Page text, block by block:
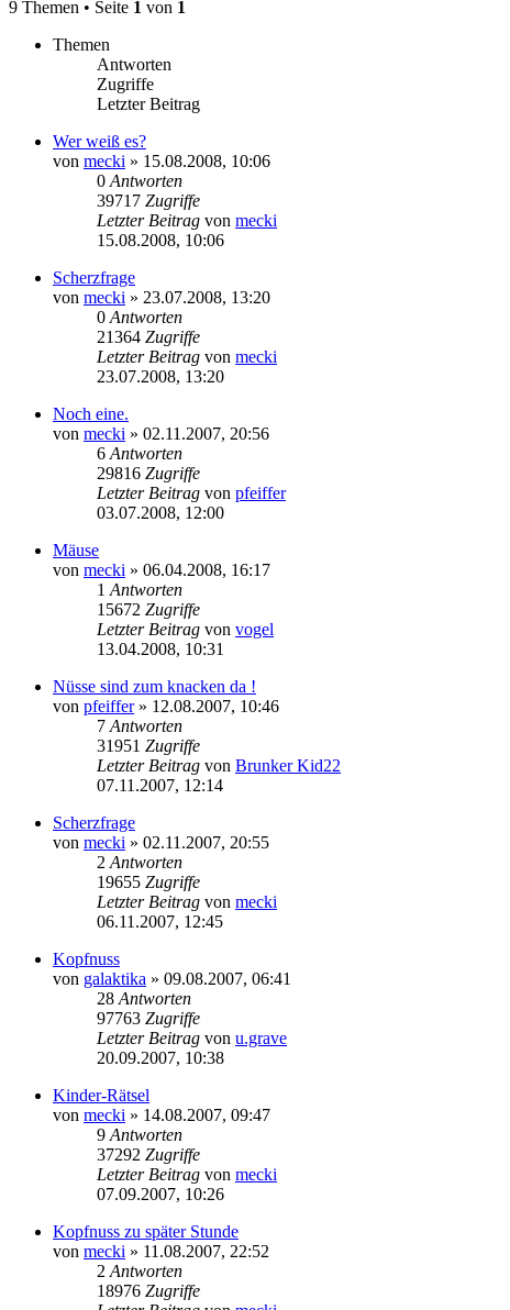
9 Themen • Seite 1 von 1
Themen
Antworten
Zugriffe
Letzter Beitrag
Wer weiß es?
von mecki » 15.08.2008, 10:06
0 Antworten
39717 Zugriffe
Letzter Beitrag von mecki
15.08.2008, 10:06
Scherzfrage
von mecki » 23.07.2008, 13:20
0 Antworten
21364 Zugriffe
Letzter Beitrag von mecki
23.07.2008, 13:20
Noch eine.
von mecki » 02.11.2007, 20:56
6 Antworten
29816 Zugriffe
Letzter Beitrag von pfeiffer
03.07.2008, 12:00
Mäuse
von mecki » 06.04.2008, 16:17
1 Antworten
15672 Zugriffe
Letzter Beitrag von vogel
13.04.2008, 10:31
Nüsse sind zum knacken da !
von pfeiffer» 12.08.2007, 10:46
7 Antworten
31951 Zugriffe
Letzter Beitrag von Brunker Kid22
07.11.2007, 12:14
Scherzfrage
von mecki » 02.11.2007, 20:55
2 Antworten
19655 Zugriffe
Letzter Beitrag von mecki
06.11.2007, 12:45
Kopfnuss
von galaktika » 09.08.2007, 06:41
28 Antworten
97763 Zugriffe
Letzter Beitrag von u.grave
20.09.2007, 10:38
Kinder-Rätsel
von mecki » 14.08.2007, 09:47
9 Antworten
37292 Zugriffe
Letzter Beitrag von mecki
07.09.2007, 10:26
Kopfnuss zu später Stunde
von mecki » 11.08.2007, 22:52
2 Antworten
18976 Zugriffe